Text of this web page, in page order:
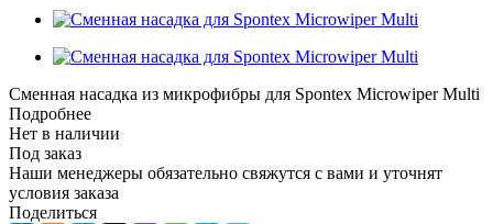
Сменная насадка из микрофибры для Spontex Microwiper Multi
Подробнее
Нет в наличии
Под заказ
Наши менеджеры обязательно свяжутся с вами и уточнят
условия заказа
Поделиться